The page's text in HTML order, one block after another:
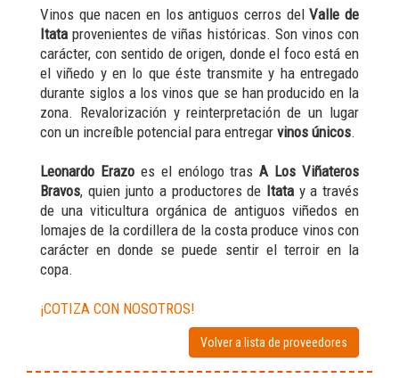
Vinos que nacen en los antiguos cerros delValle de
Itata provenientes de viñas históricas. Son vinos con
carácter, con sentido de origen, donde el foco está en
el viñedo y en lo que éste transmite y ha entregado
durante siglos a los vinos que se han producido en la
zona. Revalorización y reinterpretación de un lugar
con un increíble potencial para entregar vinos únicos.
Leonardo Erazoes el enólogo tras A Los Viñateros
Bravos, quien junto a productores de Itata y a través
de una viticultura orgánica de antiguos viñedos en
lomajes de la cordillera de la costa produce vinos con
carácter en donde se puede sentir el terroir en la
copa.
¡COTIZA CON NOSOTROS!
Volver a lista de proveedores